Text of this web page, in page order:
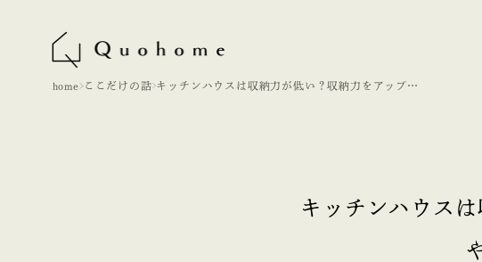
home ここだけの話 キッチンハウスは収納力が低い？収納力をアップさ
キッチンハウス